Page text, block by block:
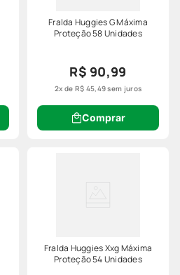
Fralda Huggies G Máxima
Proteção 58 Unidades
R$ 90,99
2x de R$ 45,49sem juros
Comprar
Fralda Huggies Xxg Máxima
Proteção 54 Unidades